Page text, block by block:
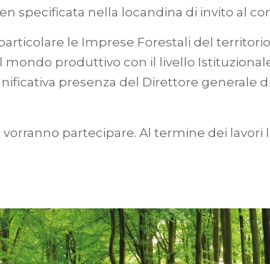
specificata nella locandina di invito al
le Imprese Forestali del
mondo produttivo con il livello
presenza del Direttore generale
vorranno partecipare. Al termine dei lavori